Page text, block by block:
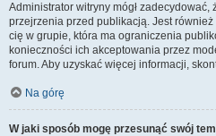
Administrator witryny mógł
przejrzenia przed publikacją. Jest
cię w grupie, która ma ograniczenia
konieczności ich akceptowania przez
forum. Aby uzyskać więcej informacji,
Na górę
W jaki sposób mogę przesunąć swój